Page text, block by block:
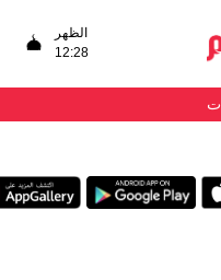
الظهر
12:28